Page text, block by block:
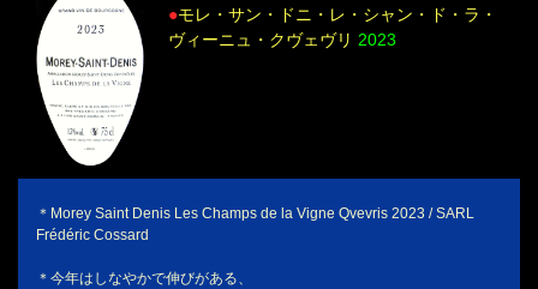
●モレ・サン・ドニ・レ・シャン・ド・ラ・
ヴィーニュ・クヴェヴリ 2023
＊Morey Saint Denis Les Champs de la Vigne Qvevris 2023 / SARL
Frédéric Cossard
＊今年はしなやかで伸びがある、